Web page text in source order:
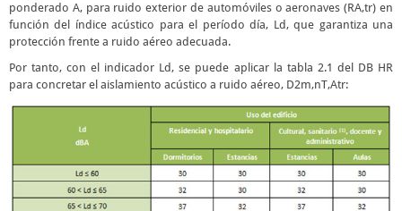
ponderado A, para ruido exterior de automóviles o aeronaves (RA,tr) en
función del índice acústico para el período día, Ld, que garantiza una
protección frente a ruido aéreo adecuada.
Por tanto, con el indicador Ld, se puede aplicar la tabla 2.1 del DB HR
para concretar el aislamiento acústico a ruido aéreo, D2m,nT,Atr: